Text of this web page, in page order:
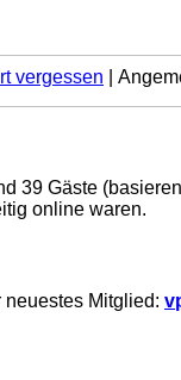
vergessen
39 Gäste
online waren.
neuestes Mitglied: